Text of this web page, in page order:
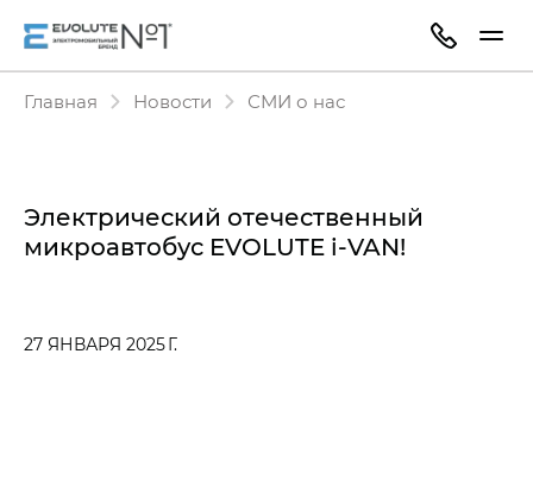
Главная Новости СМИ о нас
Электрический отечественный
микроавтобус EVOLUTE i‑VAN!
27 ЯНВАРЯ 2025 Г.